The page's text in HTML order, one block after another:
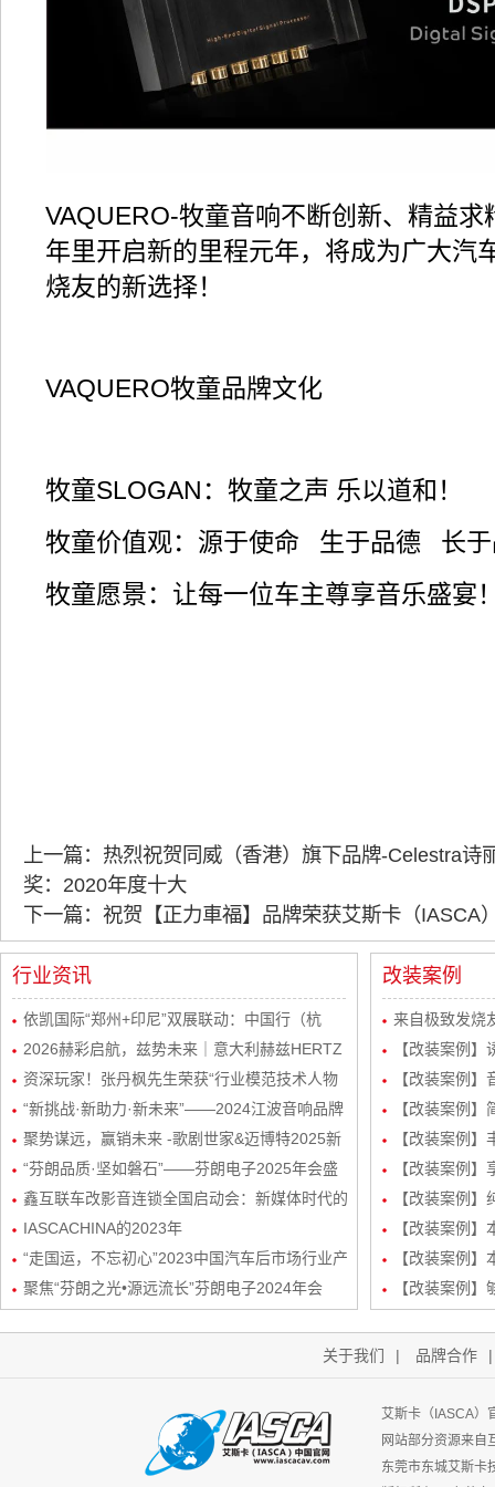
VAQUERO-牧童音响不断创新、精益求
年里开启新的里程元年，将成为广大汽
烧友的新选择！
VAQUERO牧童品牌文化
牧童SLOGAN：牧童之声 乐以道和！
牧童价值观：源于使命 生于品德 长
牧童愿景：让每一位车主尊享音乐盛宴
上一篇：热烈祝贺同威（香港）旗下品牌-Celestra诗
奖：2020年度十大
下一篇：祝贺【正力車福】品牌荣获艾斯卡（IASCA
行业资讯
依凯国际“郑州+印尼”双展联动：中国行（杭
州）感恩宴圆满举行
2026赫彩启航，兹势未来｜意大利赫兹HERTZ
新品发布会暨市场运营规划会议圆满举行
资深玩家！张丹枫先生荣获“行业模范技术人物
奖”
“新挑战·新助力·新未来”——2024江波音响品牌
经销商会议盛大举行！
聚势谋远，赢销未来 -歌剧世家&迈博特2025新
起势经销商会议圆满成功！
“芬朗品质·坚如磐石”——芬朗电子2025年会盛
况，共绘汽车音响改装新蓝图
鑫互联车改影音连锁全国启动会：新媒体时代的
创新矩阵与玩法
IASCACHINA的2023年
“走国运，不忘初心”2023中国汽车后市场行业产
业生态发展峰会-艾斯卡（IASCA）中国谢福秋
聚焦“芬朗之光•源远流长”芬朗电子2024年会
改装案例
来自极致发烧
波站终极音
【改装案例
自达8升级
【改装案例
级丹拿232
【改装案例
品曼斯特
【改装案例
路DSP处理器
【改装案例
三分频
【改装案例
装
【改装案例
频/6路DSP处
【改装案例
路DSP处理器
【改装案例
关于我们 | 品牌合作
艾斯卡（IASCA）
网站部分资源来自
东莞市东城艾斯卡